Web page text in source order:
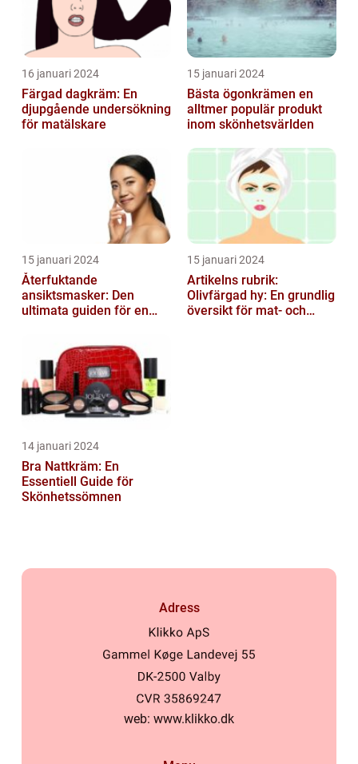
16 januari 2024
Färgad dagkräm: En
djupgående undersökning
för matälskare
15 januari 2024
Bästa ögonkrämen en
alltmer populär produkt
inom skönhetsvärlden
15 januari 2024
Återfuktande
ansiktsmasker: Den
ultimata guiden för en
15 januari 2024
Artikelns rubrik:
Olivfärgad hy: En grundlig
översikt för mat- och
14 januari 2024
Bra Nattkräm: En
Essentiell Guide för
Skönhetssömnen
Adress
web: www.klikko.dk